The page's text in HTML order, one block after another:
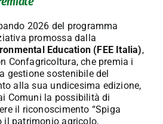
2026 del programma
promossa dalla
Education (FEE Italia),
Confagricoltura, che premia i
gestione sostenibile del
alla sua undicesima edizione,
Comuni la possibilità di
il riconoscimento “Spiga
il patrimonio agricolo,